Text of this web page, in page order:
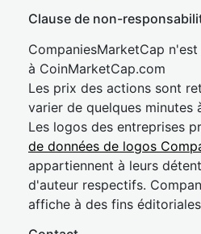
Clause de non-
CompaniesMarketCap
à CoinMarketCap.com
Les prix des actions sont
varier de quelques minutes
Les logos des entreprises
de données de logos
appartiennent à leurs
d'auteur respectifs.
affiche à des fins